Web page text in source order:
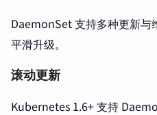
DaemonSet 支持多种更新与
平滑升级。
滚动更新
Kubernetes 1.6+ 支持